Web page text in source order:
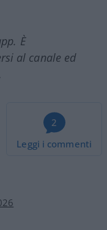
È
al canale ed
2
Leggi i commenti